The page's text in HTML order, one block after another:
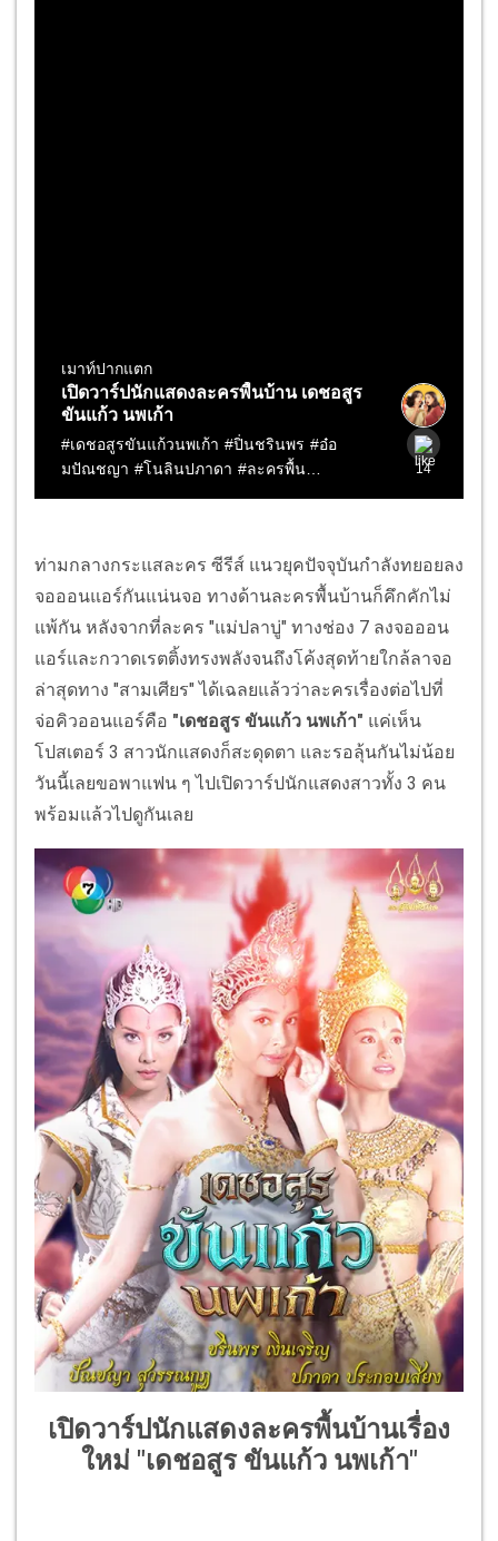
ท่ามกลางกระแสละคร ซีรีส์ แนวยุคปัจจุบันกำลังทยอยลง
จอออนแอร์กันแน่นจอ ทางด้านละครพื้นบ้านก็คึกคักไม่
แพ้กัน หลังจากที่ละคร "แม่ปลาบู่" ทางช่อง 7 ลงจอออน
แอร์และกวาดเรตติ้งทรงพลังจนถึงโค้งสุดท้ายใกล้ลาจอ
ล่าสุดทาง "สามเศียร" ได้เฉลยแล้วว่าละครเรื่องต่อไปที่
จ่อคิวออนแอร์คือ "เดชอสูร ขันแก้ว นพเก้า" แค่เห็น
โปสเตอร์ 3 สาวนักแสดงก็สะดุดตา และรอลุ้นกันไม่น้อย
วันนี้เลยขอพาแฟน ๆ ไปเปิดวาร์ปนักแสดงสาวทั้ง 3 คน
พร้อมแล้วไปดูกันเลย
เปิดวาร์ปนักแสดงละครพื้นบ้านเรื่อง
ใหม่ "เดชอสูร ขันแก้ว นพเก้า"